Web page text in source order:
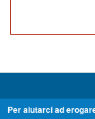
Per aiutarci ad